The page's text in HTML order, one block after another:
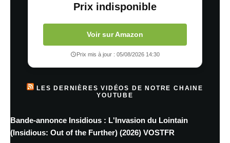
Prix indisponible
Voir sur Amazon
Prix mis à jour : 05/08/2026 14:30
LES DERNIÈRES VIDÉOS DE NOTRE CHAINE
YOUTUBE
Bande-annonce Insidious : L'Invasion du Lointain
(Insidious: Out of the Further) (2026) VOSTFR